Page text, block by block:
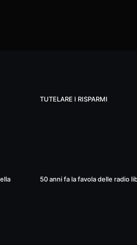
TUTELARE I RISPARMI
01:03:21 50 anni fa la favola delle radio